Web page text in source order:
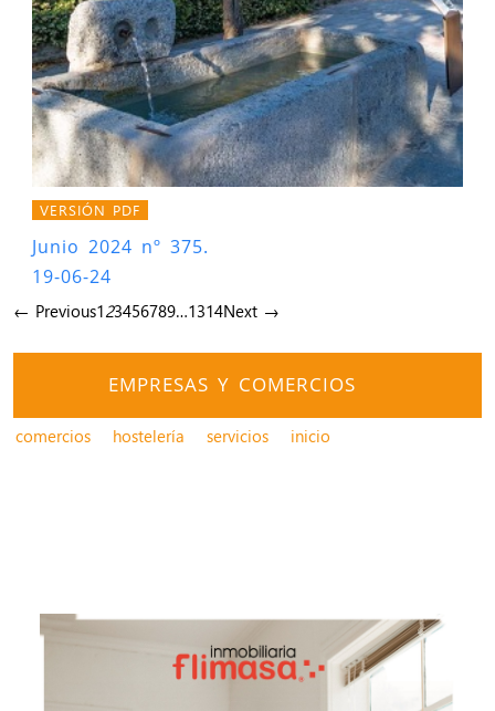
VERSIÓN PDF
Junio 2024 nº 375.
19-06-24
← Previous123456789…1314Next →
EMPRESAS Y COMERCIOS
comercios hostelería servicios inicio